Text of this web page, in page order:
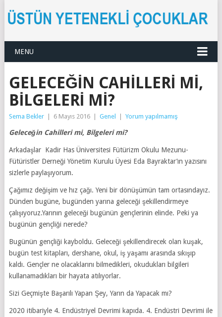
MENU
GELECEĞIN CAHILLERI MI,
BILGELERI MI?
Sema Bekler 6 Mayıs 2016 Genel Yorum yapılmamış
Geleceğin Cahilleri mi, Bilgeleri mi?
Arkadaşlar Kadir Has Üniversitesi Fütürizm Okulu Mezunu-
Fütüristler Derneği Yönetim Kurulu Üyesi Eda Bayraktar’ın yazısını
sizlerle paylaşıyorum.
Çağımız değişim ve hız çağı. Yeni bir dönüşümün tam ortasındayız.
Dünden bugüne, bugünden yarına geleceği şekillendirmeye
çalışıyoruz.Yarının geleceği bugünün gençlerinin elinde. Peki ya
bugünün gençliği nerede?
Bugünün gençliği kayboldu. Geleceği şekillendirecek olan kuşak,
bugün test kitapları, dershane, okul, iş yaşamı arasında sıkışıp
kaldı. Gençler ne olacaklarını bilmedikleri, okudukları bilgileri
kullanamadıkları bir hayata atılıyorlar.
Sizi Geçmişte Başarılı Yapan Şey, Yarın da Yapacak mı?
2020 itibariyle 4. Endüstriyel Devrimi kapıda. 4. Endüstri Devrimi ile